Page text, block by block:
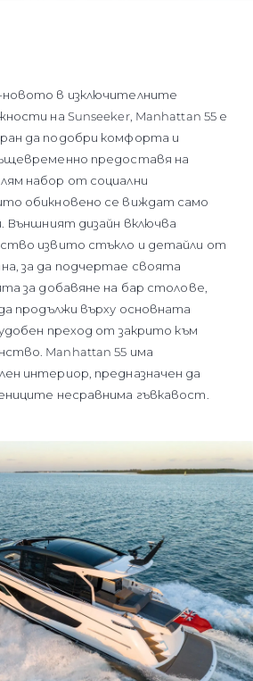
в изключителните
на Sunseeker, Manhattan 55 е
да подобри комфорта и
предоставя на
набор от социални
обикновено се виждат само
Външният дизайн включва
извито стъкло и детайли от
за да подчертае своята
за добавяне на бар столове,
продължи върху основната
удобен преход от закрито към
Manhattan 55 има
интериор, предназначен да
несравнима гъвкавост.